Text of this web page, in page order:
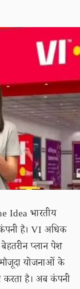
Idea भारतीय
है। VI अधिक
प्लान पेश
योजनाओं के
करता है। अब कंपनी